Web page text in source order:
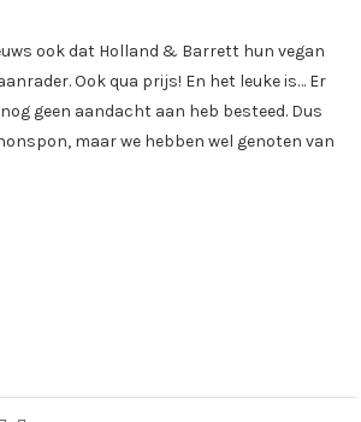
ook dat Holland & Barrett hun vegan
Ook qua prijs! En het leuke is… Er
geen aandacht aan heb besteed. Dus
maar we hebben wel genoten van